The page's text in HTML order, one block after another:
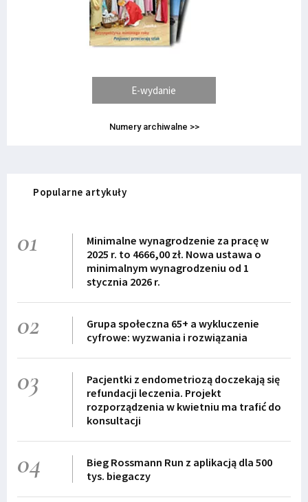
E-wydanie
Numery archiwalne >>
Popularne artykuły
01
Minimalne wynagrodzenie za pracę w
2025 r. to 4666,00 zł. Nowa ustawa o
minimalnym wynagrodzeniu od 1
stycznia 2026 r.
02
Grupa społeczna 65+ a wykluczenie
cyfrowe: wyzwania i rozwiązania
03
Pacjentki z endometriozą doczekają się
refundacji leczenia. Projekt
rozporządzenia w kwietniu ma trafić do
konsultacji
04
Bieg Rossmann Run z aplikacją dla 500
tys. biegaczy